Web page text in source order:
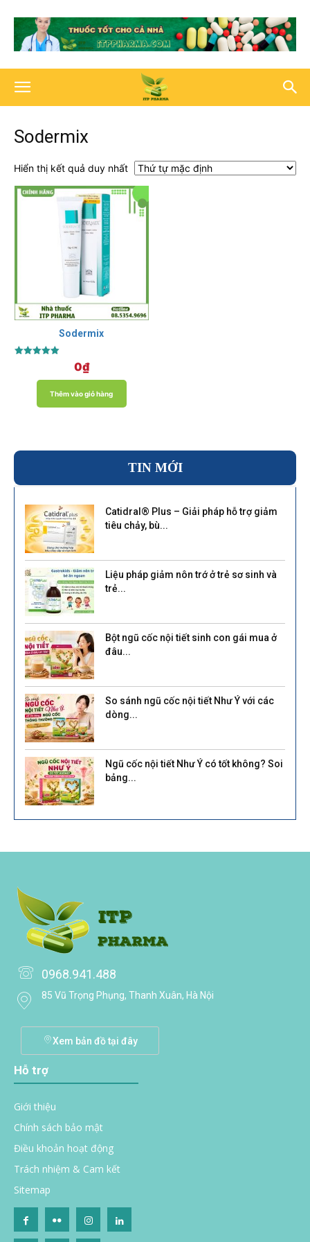
Sodermix
Hiển thị kết quả duy nhất
Sodermix
5.00
0₫
Thêm vào giỏ hàng
TIN MỚI
Catidral® Plus – Giải pháp hỗ trợ giảm
tiêu chảy, bù...
Liệu pháp giảm nôn trớ ở trẻ sơ sinh và
trẻ...
Bột ngũ cốc nội tiết sinh con gái mua ở
đâu...
So sánh ngũ cốc nội tiết Như Ý với các
dòng...
Ngũ cốc nội tiết Như Ý có tốt không? Soi
bảng...
0968.941.488
85 Vũ Trọng Phụng, Thanh Xuân, Hà Nội
Xem bản đồ tại đây
Hỗ trợ
Giới thiệu
Chính sách bảo mật
Điều khoản hoạt động
Trách nhiệm & Cam kết
Sitemap